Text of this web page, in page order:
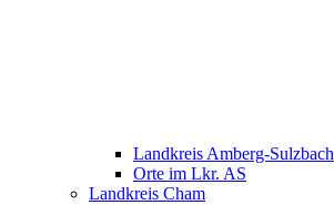
Landkreis Amberg-Sulzbach
Orte im Lkr. AS
Landkreis Cham